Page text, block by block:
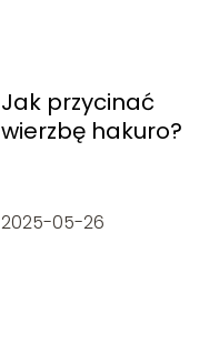
Jak przycinać
wierzbę hakuro?
2025-05-26